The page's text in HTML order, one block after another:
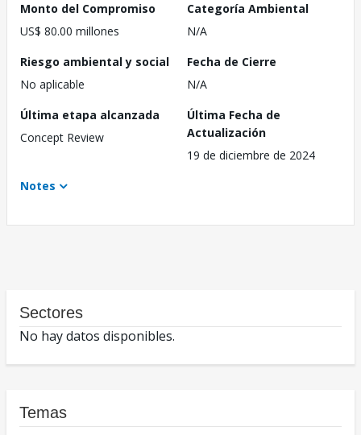
Monto del Compromiso
US$ 80.00 millones
Categoría Ambiental
N/A
Riesgo ambiental y social
No aplicable
Fecha de Cierre
N/A
Última etapa alcanzada
Concept Review
Última Fecha de
Actualización
19 de diciembre de 2024
Notes
Sectores
No hay datos disponibles.
Temas